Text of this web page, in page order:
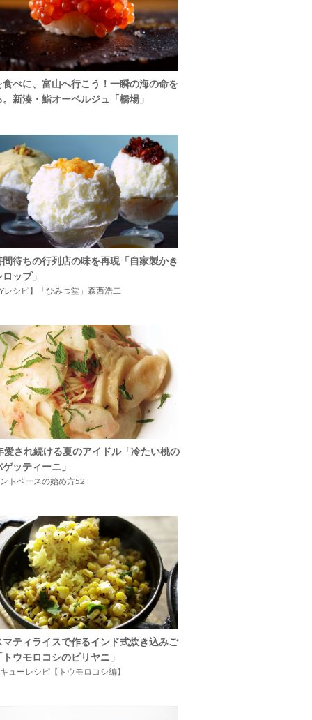
食べに、富山へ行こう！一瞬の海の命を
。新湊・鮨オーベルジュ「橋場」
間待ちの行列店の味を再現「自家製かき
ップ」
レシピ】「ひみつ堂」森西浩二
愛され続ける夏のアイドル「冷たい桃の
ッティーニ」
トベースの始め方52
マティライスで作るインド式炊き込みご
ウモロコシのビリヤニ」
ューレシピ【トウモロコシ編】